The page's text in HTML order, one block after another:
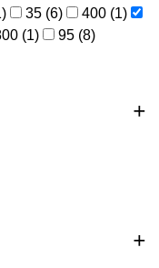
) 35 (6) 400 (1)
(1) 95 (8)